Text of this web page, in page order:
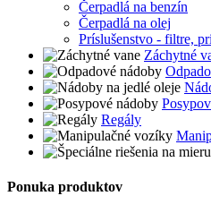
Čerpadlá na benzín
Čerpadlá na olej
Príslušenstvo - filtre,
Záchytné
Regály
Ponuka produktov